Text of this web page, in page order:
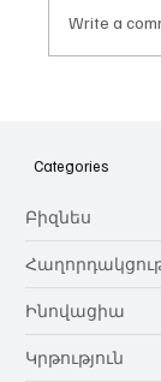
Write a
Categories
Բիզնես
Ինովացիա
Կրթություն